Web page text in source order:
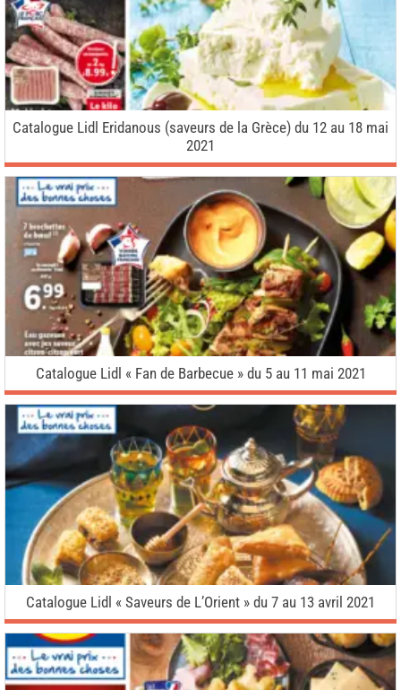
Catalogue Lidl Eridanous (saveurs de la Grèce) du 12 au 18 mai
2021
Catalogue Lidl « Fan de Barbecue » du 5 au 11 mai 2021
Catalogue Lidl « Saveurs de L’Orient » du 7 au 13 avril 2021